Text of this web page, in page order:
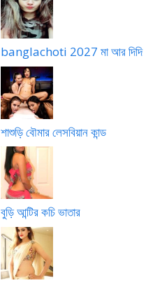
banglachoti 2027 মা আর দিদি
শাশুড়ি বৌমার লেসবিয়ান কান্ড
বুড়ি আন্টির কচি ভাতার